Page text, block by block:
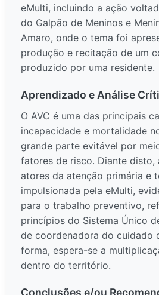
eMulti, incluindo a ação
do Galpão de Meninos e
Amaro, onde o tema foi
produção e recitação de um
produzido por uma residente.
Aprendizado e Análise
O AVC é uma das principais
incapacidade e mortalidade
grande parte evitável por
fatores de risco. Diante disto,
atores da atenção primária e
impulsionada pela eMulti,
para o trabalho preventivo,
princípios do Sistema Único
de coordenadora do cuidado
forma, espera-se a
dentro do território.
Conclusões e/ou